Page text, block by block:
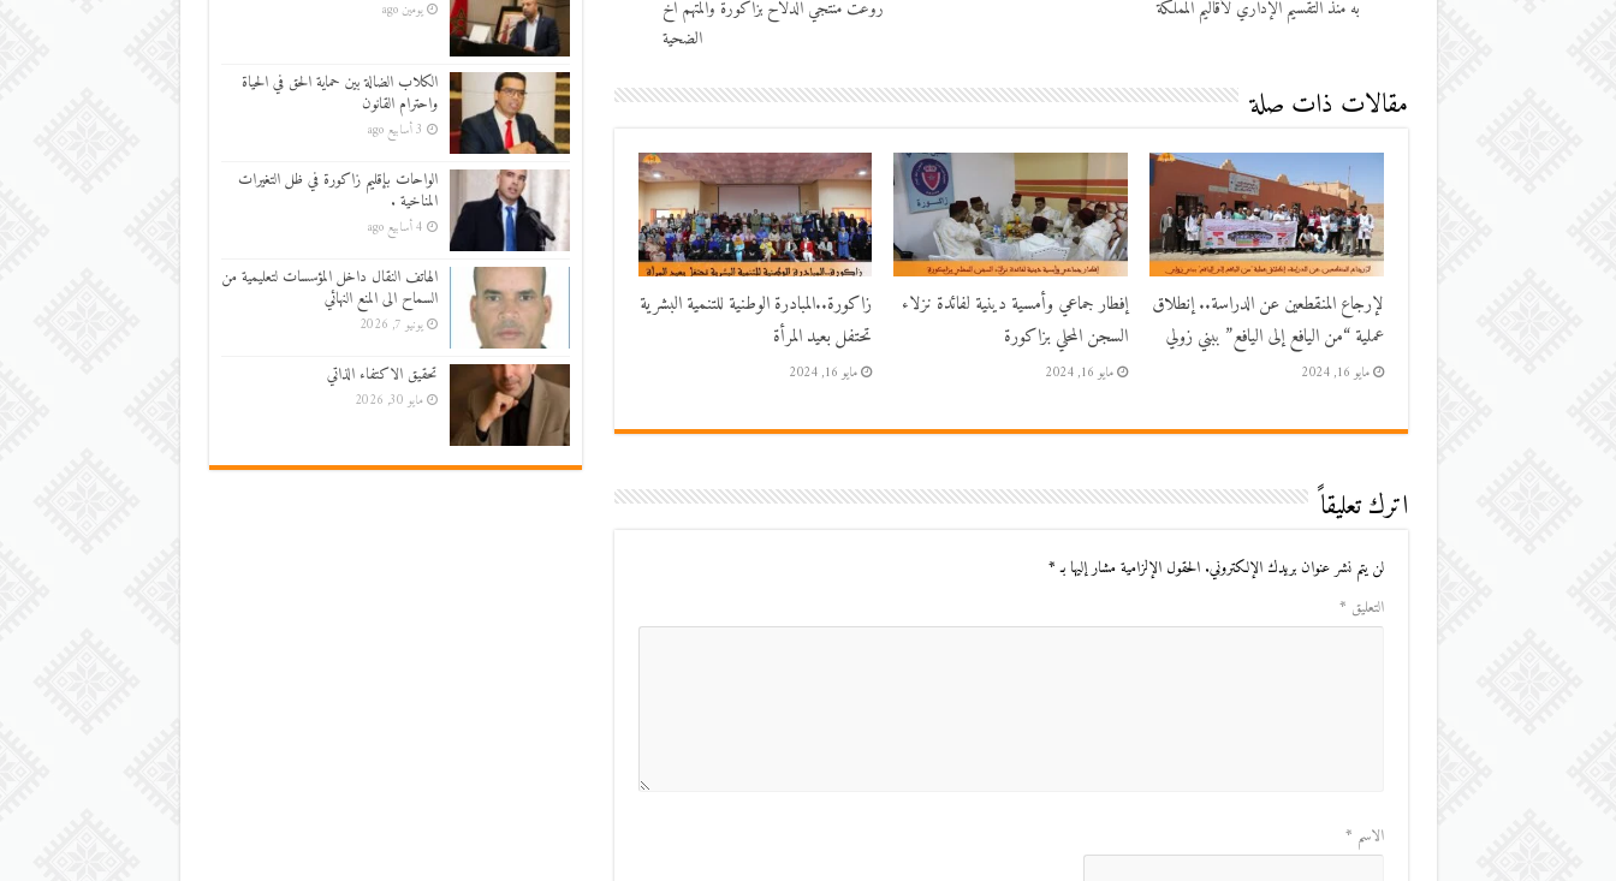
به منذ التقسيم الإداري لأقاليم المملكة
روعت منتجي الدلاح بزاكورة والمتهم اخ
الضحية
مقالات ذات صلة
لإرجاع المنقطعين عن الدراسة.. إنطلاق
عملية “من اليافع إلى اليافع” ببني زولي
مايو 16, 2024
إفطار جماعي وأمسية دينية لفائدة نزلاء
السجن المحلي بزاكورة
مايو 16, 2024
زاكورة..المبادرة الوطنية للتنمية البشرية
تحتفل بعيد المرأة
مايو 16, 2024
اترك تعليقاً
لن يتم نشر عنوان بريدك الإلكتروني. الحقول الإلزامية مشار إليها بـ*
التعليق *
الاسم *
يومين ago
الكلاب الضالة بين حماية الحق في الحياة
واحترام القانون
3 أسابيع ago
الواحات بإقليم زاكورة في ظل التغيرات
المناخية .
4 أسابيع ago
الهاتف النقال داخل المؤسسات لتعليمية من
السماح الى المنع النهائي
يونيو 7, 2026
تحقيق الاكتفاء الذاتي
مايو 30, 2026